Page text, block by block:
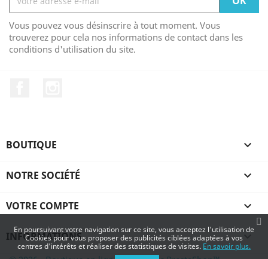
Vous pouvez vous désinscrire à tout moment. Vous
trouverez pour cela nos informations de contact dans les
conditions d'utilisation du site.
BOUTIQUE 
NOTRE SOCIÉTÉ 
VOTRE COMPTE 
INFORMATIONS keyboard_arrow_down
En poursuivant votre navigation sur ce site, vous acceptez l'utilisation de
Cookies pour vous proposer des publicités ciblées adaptées à vos
centres d'intérêts et réaliser des statistiques de visites. En savoir plus.